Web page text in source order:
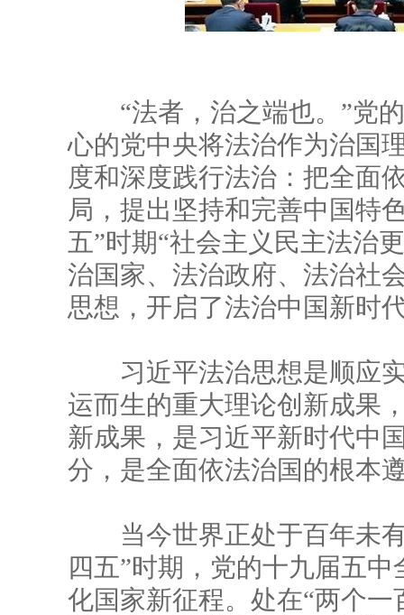
“法者，治之端也。”党的
心的党中央将法治作为治国
度和深度践行法治：把全面
局，提出坚持和完善中国特
五”时期“社会主义民主法治
治国家、法治政府、法治社
思想，开启了法治中国新时
习近平法治思想是顺应实
运而生的重大理论创新成果
新成果，是习近平新时代中
分，是全面依法治国的根本
当今世界正处于百年未有
四五”时期，党的十九届五
化国家新征程。处在“两个